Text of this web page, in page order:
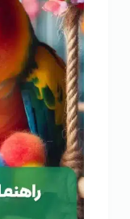
طوطی
سانان